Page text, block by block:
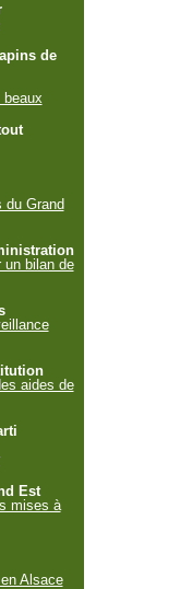
de
du Grand
un bilan de
aides de
Est
mises à
Alsace